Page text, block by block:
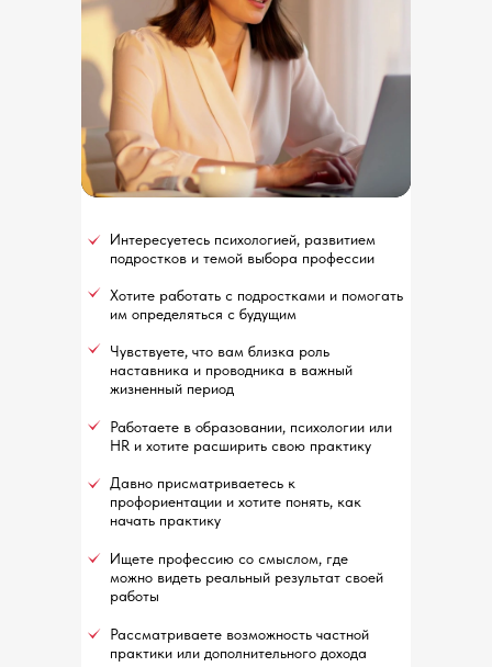
Давно присматриваетесь к
профориентации и хотите понять, как
начать практику
Ищете профессию со смыслом, где
можно видеть реальный результат своей
работы
Интересуетесь психологией, развитием
подростков и темой выбора профессии
Работаете в образовании, психологии или
HR и хотите расширить свою практику
Чувствуете, что вам близка роль
наставника и проводника в важный
жизненный период
Хотите работать с подростками и помогать
им определяться с будущим
Рассматриваете возможность частной
практики или дополнительного дохода